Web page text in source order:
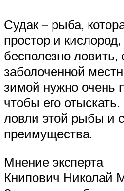
Судак – рыба,
простор и
бесполезно ловить,
заболоченной
зимой нужно очень
чтобы его
ловли этой рыбы и
преимущества.
Мнение эксперта
Книпович Николай